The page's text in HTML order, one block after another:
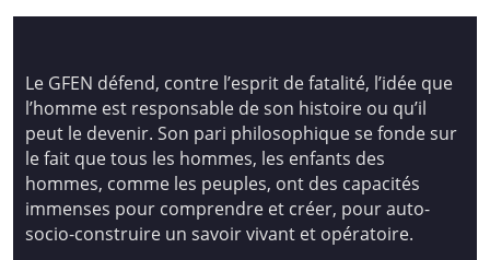
Le GFEN défend, contre l’esprit de fatalité, l’idée que
l’homme est responsable de son histoire ou qu’il
peut le devenir. Son pari philosophique se fonde sur
le fait que tous les hommes, les enfants des
hommes, comme les peuples, ont des capacités
immenses pour comprendre et créer, pour auto-
socio-construire un savoir vivant et opératoire.